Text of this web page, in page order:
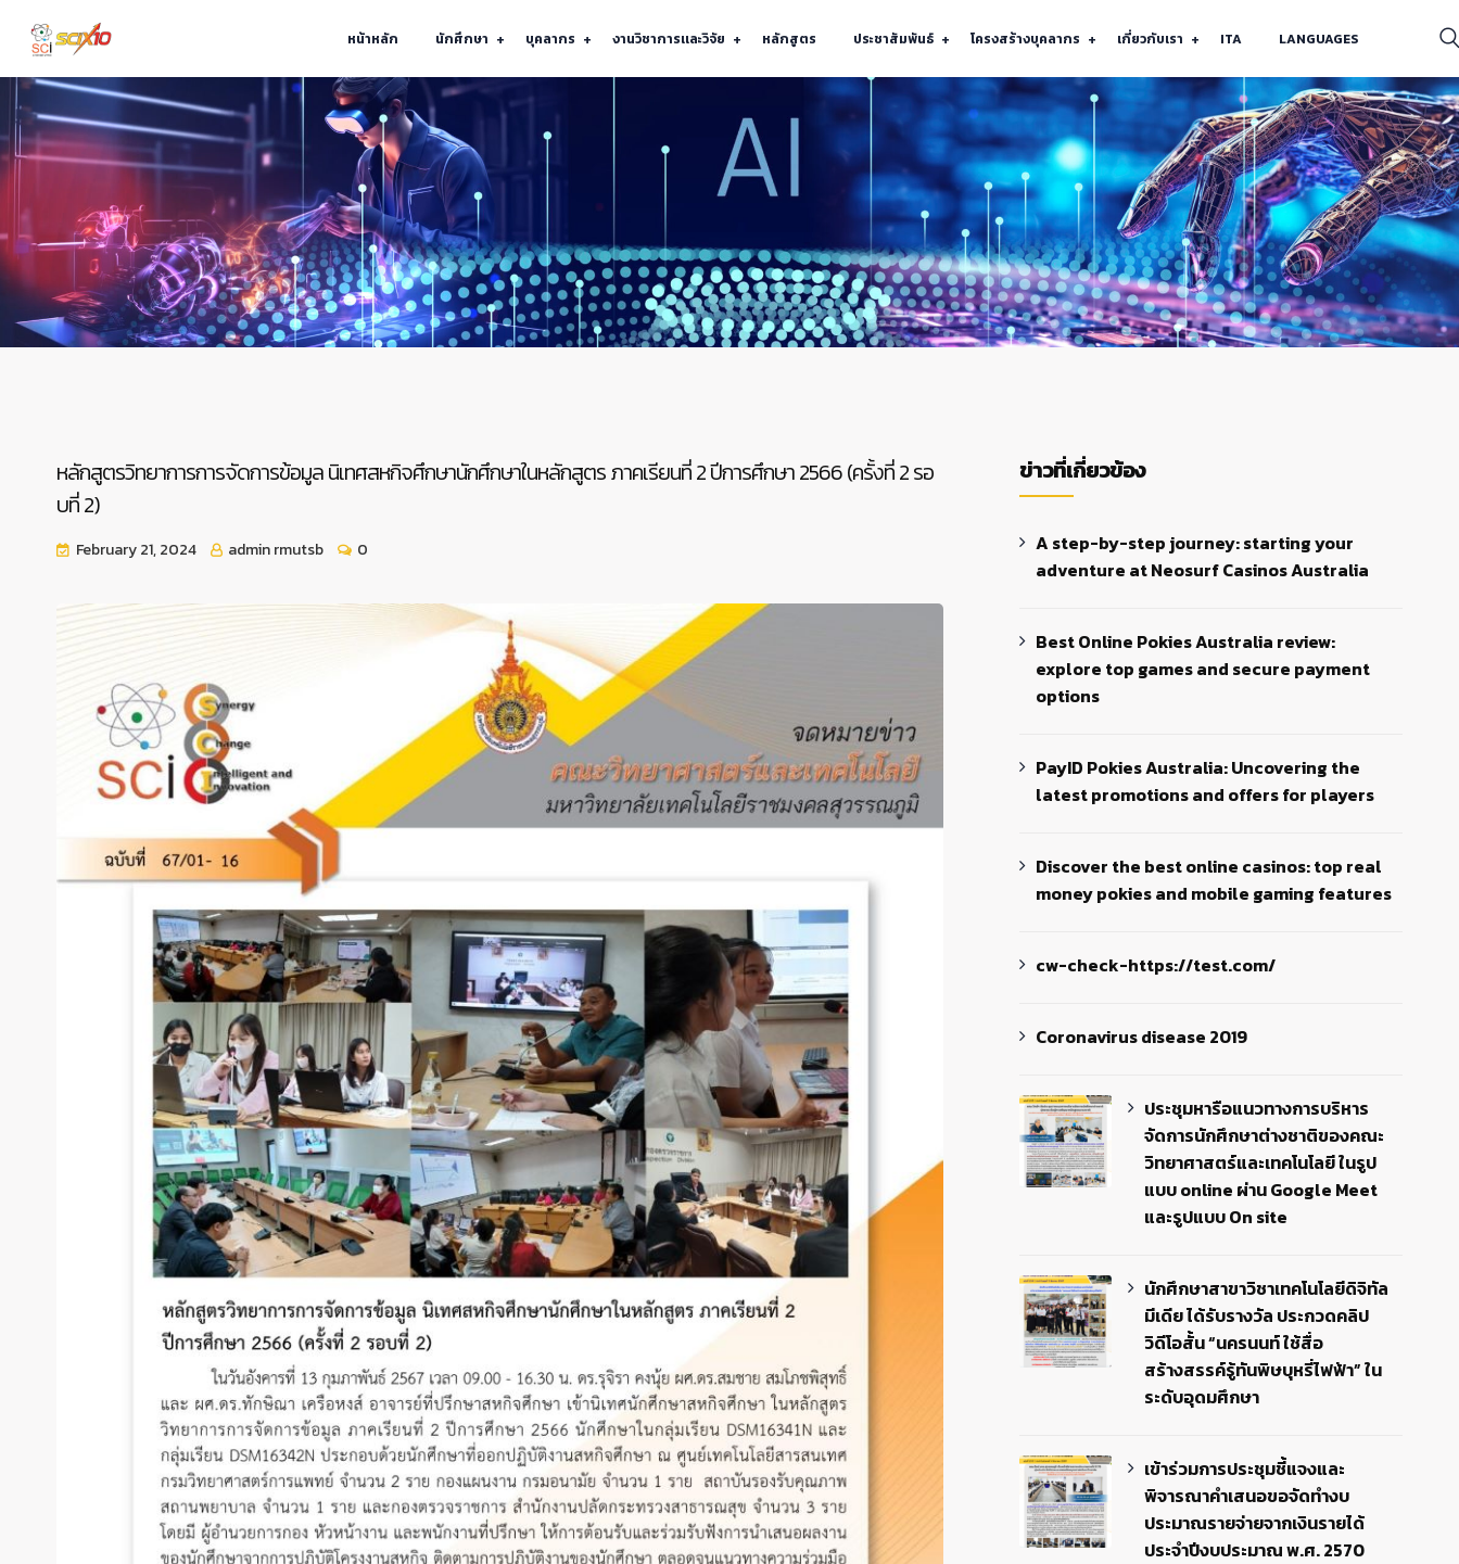
หน้าหลัก นักศึกษา บุคลากร งานวิชาการเเละวิจัย หลักสูตร ประชาสัมพันธ์ โครงสร้างบุคลากร เกี่ยวกับเรา ITA LANGUAGES
หลักสูตรวิทยาการการจัดการข้อมูล นิเทศสหกิจศึกษานักศึกษาในหลักสูตร ภาคเรียนที่ 2 ปีการศึกษา 2566 (ครั้งที่ 2 รอ
บที่ 2)
February 21, 2024 admin rmutsb 0
ข่าวที่เกี่ยวข้อง
A step-by-step journey: starting your
adventure at Neosurf Casinos Australia
Best Online Pokies Australia review:
explore top games and secure payment
options
PayID Pokies Australia: Uncovering the
latest promotions and offers for players
Discover the best online casinos: top real
money pokies and mobile gaming features
cw-check-https://test.com/
Coronavirus disease 2019
ประชุมหารือแนวทางการบริหาร
จัดการนักศึกษาต่างชาติของคณะ
วิทยาศาสตร์และเทคโนโลยี ในรูป
แบบ online ผ่าน Google Meet
และรูปแบบ On site
นักศึกษาสาขาวิชาเทคโนโลยีดิจิทัล
มีเดีย ได้รับรางวัล ประกวดคลิป
วิดีโอสั้น “นครนนท์ ใช้สื่อ
สร้างสรรค์รู้ทันพิษบุหรี่ไฟฟ้า” ใน
ระดับอุดมศึกษา
เข้าร่วมการประชุมชี้แจงและ
พิจารณาคำเสนอขอจัดทำงบ
ประมาณรายจ่ายจากเงินรายได้
ประจำปีงบประมาณ พ.ศ. 2570